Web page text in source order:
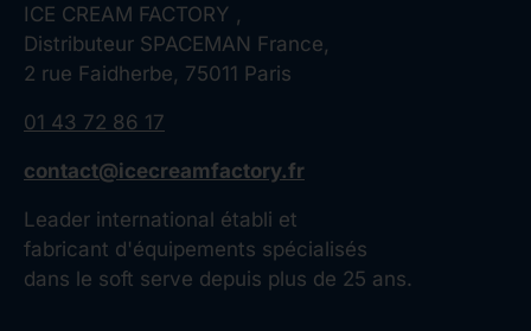
ICE CREAM FACTORY ,
Distributeur SPACEMAN France,
2 rue Faidherbe, 75011 Paris
01 43 72 86 17
contact@icecreamfactory.fr
Leader international établi et
fabricant d'équipements spécialisés
dans le soft serve depuis plus de 25 ans.